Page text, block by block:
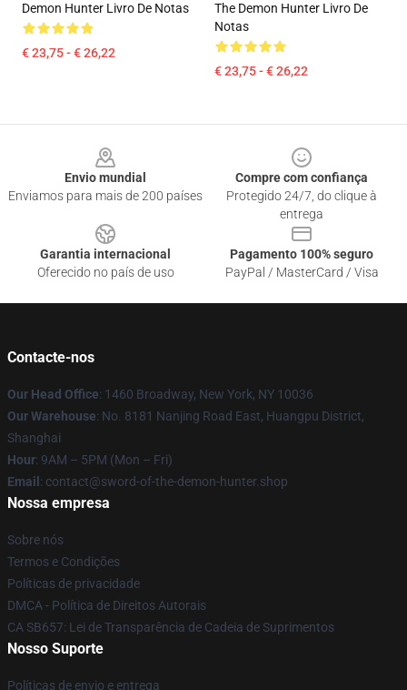
Demon Hunter Livro De Notas
€ 23,75 - € 26,22
The Demon Hunter Livro De
Notas
€ 23,75 - € 26,22
Envio mundial
Enviamos para mais de 200 países
Compre com confiança
Protegido 24/7, do clique à
entrega
Garantia internacional
Oferecido no país de uso
Pagamento 100% seguro
PayPal / MasterCard / Visa
Contacte-nos
Our Head Office: 1460 Broadway, New York, NY 10036
Our Warehouse: No. 8181 Nanjing Road East, Huangpu District,
Shanghai
Hour: 9AM – 5PM (Mon – Fri)
Email : contact@sword-of-the-demon-hunter.shop
Nossa empresa
Sobre nós
Termos e Condições
Políticas de privacidade
DMCA - Política de Direitos Autorais
CA SB657: Lei de Transparência de Cadeia de Suprimentos
Nosso Suporte
Políticas de envio e entrega